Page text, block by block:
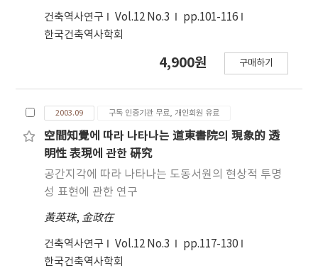
건축역사연구 Vol.12 No.3
pp.101-116
한국건축역사학회
4,900원 구매하기
2003.09 구독 인증기관 무료, 개인회원 유료
空間知覺에 따라 나타나는 道東書院의 現象的 透
明性 表現에 관한 硏究
공간지각에 따라 나타나는 도동서원의 현상적 투명
성 표현에 관한 연구
黃英珠, 金政在
건축역사연구 Vol.12 No.3
pp.117-130
한국건축역사학회